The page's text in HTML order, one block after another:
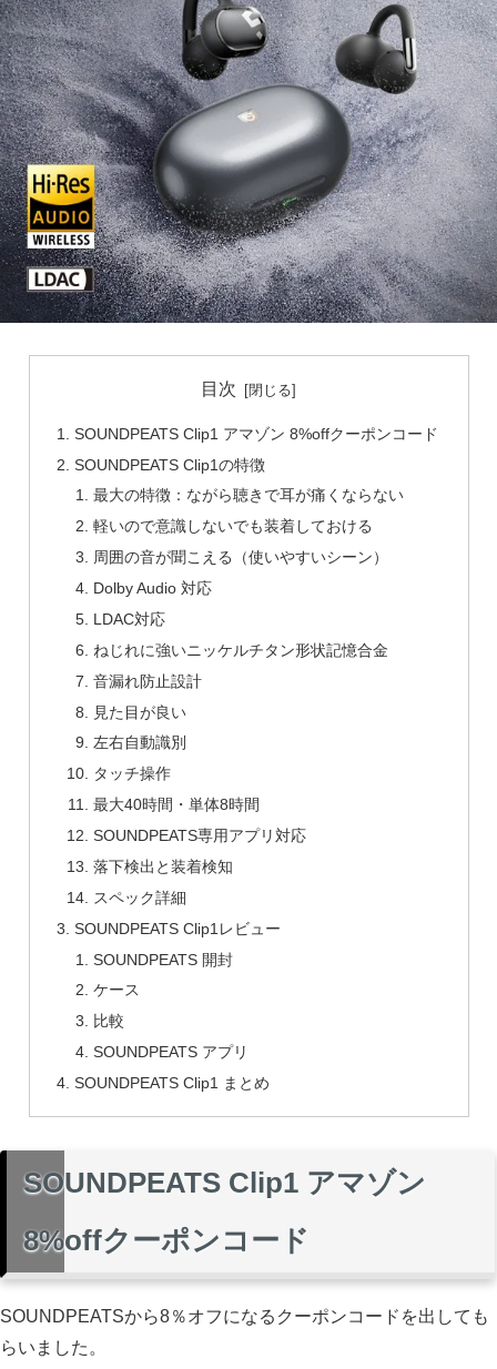
目次
SOUNDPEATS Clip1 アマゾン 8%offクーポンコード
SOUNDPEATS Clip1の特徴
最大の特徴：ながら聴きで耳が痛くならない
軽いので意識しないでも装着しておける
周囲の音が聞こえる（使いやすいシーン）
Dolby Audio 対応
LDAC対応
ねじれに強いニッケルチタン形状記憶合金
音漏れ防止設計
見た目が良い
左右自動識別
タッチ操作
最大40時間・単体8時間
SOUNDPEATS専用アプリ対応
落下検出と装着検知
スペック詳細
SOUNDPEATS Clip1レビュー
SOUNDPEATS 開封
ケース
比較
SOUNDPEATS アプリ
SOUNDPEATS Clip1 まとめ
SOUNDPEATS Clip1 アマゾン
8%offクーポンコード
SOUNDPEATSから8％オフになるクーポンコードを出しても
らいました。